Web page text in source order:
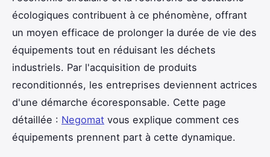
écologiques contribuent à ce phénomène, offrant
un moyen efficace de prolonger la durée de vie des
équipements tout en réduisant les déchets
industriels. Par l'acquisition de produits
reconditionnés, les entreprises deviennent actrices
d'une démarche écoresponsable. Cette page
détaillée : Negomat vous explique comment ces
équipements prennent part à cette dynamique.